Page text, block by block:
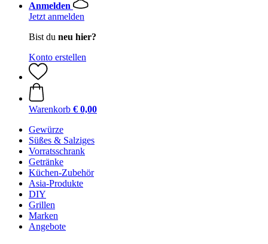
Anmelden
Jetzt anmelden
Bist du neu hier?
Konto erstellen
Warenkorb € 0,00
Gewürze
Süßes & Salziges
Vorratsschrank
Getränke
Küchen-Zubehör
Asia-Produkte
DIY
Grillen
Marken
Angebote